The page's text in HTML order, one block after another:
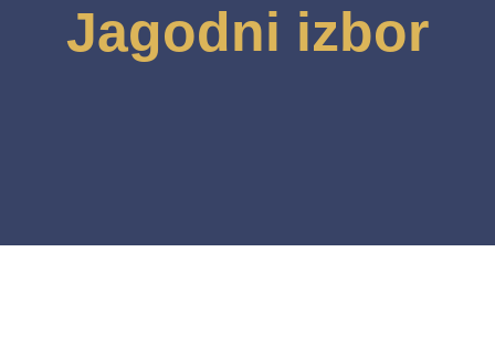
Jagodni izbor